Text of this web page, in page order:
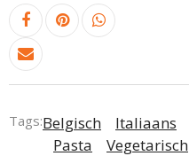
Tags:Belgisch Italiaans
Pasta
Vegetarisch